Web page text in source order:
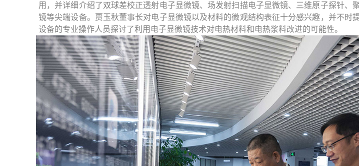
用，并详细介绍了双球差校正透射电子显微镜、场发射扫描电子显微镜、三维原子探针、
镜等尖端设备。贾玉秋董事长对电子显微镜以及材料的微观结构表征十分感兴趣，并不时
设备的专业操作人员探讨了利用电子显微镜技术对电热材料和电热浆料改进的可能性。